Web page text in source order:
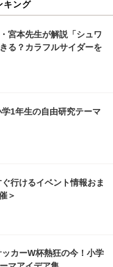
キング
宮本先生が解説「シュワ
る？カラフルサイダーを
学1年生の自由研究テーマ
ぐ行けるイベント情報おま
＞
ッカーW杯熱狂の今！小学